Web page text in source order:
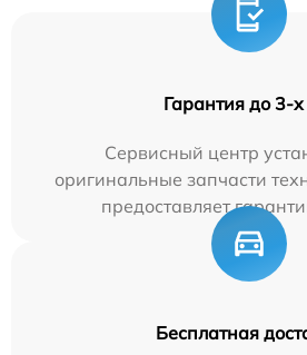
Гарантия до 3-х
Сервисный центр
оригинальные запчасти
предоставляет
Бесплатная